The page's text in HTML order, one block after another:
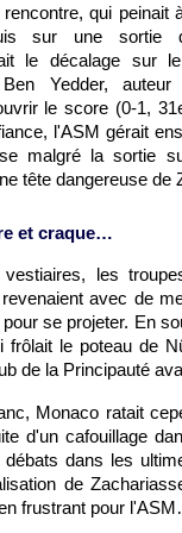
qui peinait
sur une sortie
le décalage sur
Yedder, auteur
le score (0-1,
l'ASM gérait
malgré la sortie
tête dangereuse de
et craque…
les
avec de
se projeter. En
frôlait le poteau de
de la Principauté
Monaco ratait
d'un cafouillage
débats dans les
de
frustrant pour